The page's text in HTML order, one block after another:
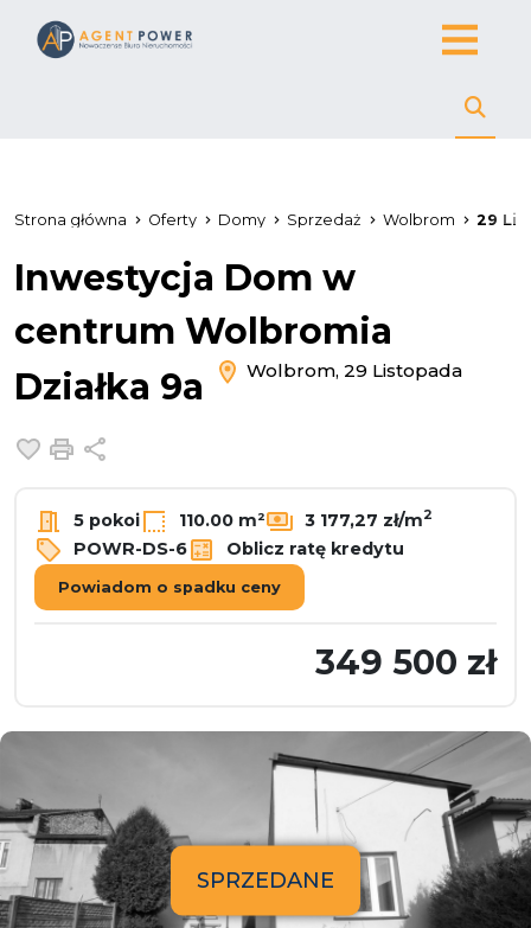
Strona główna Oferty Domy Sprzedaż Wolbrom 29
Inwestycja Dom w
centrum Wolbromia
Działka 9a
Wolbrom, 29 Listopada
Dodaj do ulubionych
Drukuj
5 pokoi 110.00 m² 3 177,27 zł/m2
POWR-DS-6 Oblicz ratę kredytu
Powiadom o spadku ceny
349 500 zł
SPRZEDANE